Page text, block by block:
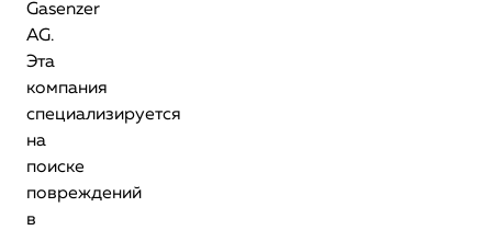
Gasenzer
AG.
Эта
компания
специализируется
на
поиске
повреждений
в